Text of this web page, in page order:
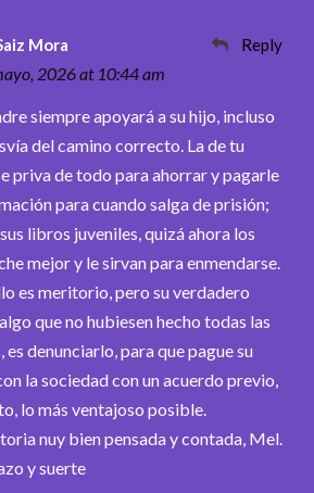
Mora
2026 at 10:44 am
Reply
siempre apoyará a su hijo, incluso
del camino correcto. La de tu
priva de todo para ahorrar y pagarle
para cuando salga de prisión;
libros juveniles, quizá ahora los
mejor y le sirvan para enmendarse.
es meritorio, pero su verdadero
que no hubiesen hecho todas las
es denunciarlo, para que pague su
la sociedad con un acuerdo previo,
lo más ventajoso posible.
nuy bien pensada y contada, Mel.
y suerte